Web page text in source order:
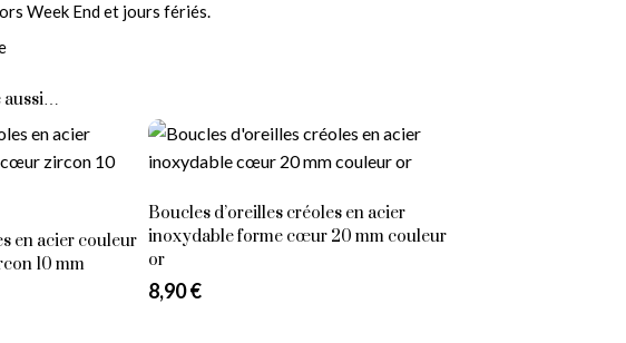
Week End et jours fériés.
aussi…
en acier couleur
10 mm
Boucles d’oreilles créoles en acier
inoxydable forme cœur 20 mm couleur
or
8,90€